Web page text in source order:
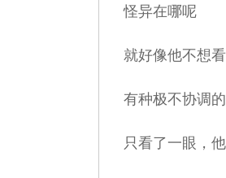
怪异在哪呢
就好像他不想看
有种极不协调的
只看了一眼，他